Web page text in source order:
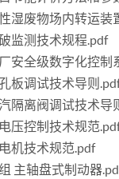
湿废物场内转运装
监测技术规程.pdf
安全级数字化控制
板调试技术导则
隔离阀调试技术导
压控制技术规范
机技术规范.pdf
主轴盘式制动器